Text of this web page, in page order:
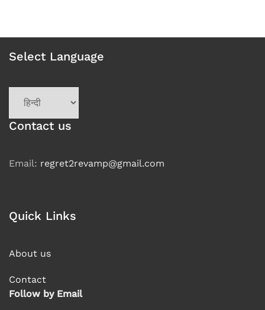
Select Language
language
Contact us
Email: regret2revamp@gmail.com
Quick Links
About us
Contact
Follow by Email